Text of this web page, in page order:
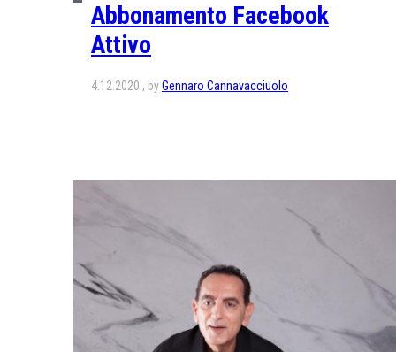
Abbonamento Facebook
Attivo
4.12.2020 byGennaro Cannavacciuolo